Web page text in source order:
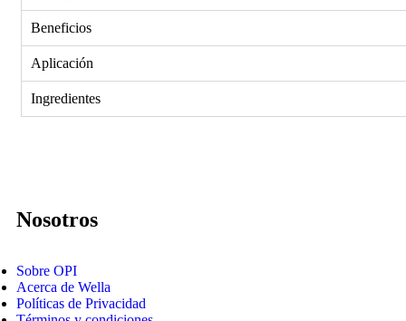
Beneficios
Aplicación
Ingredientes
Nosotros
Sobre OPI
Acerca de Wella
Políticas de Privacidad